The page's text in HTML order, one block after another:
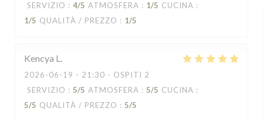
SERVIZIO : 4/5 ATMOSFERA : 1/5 CUCINA :
1/5 QUALITÀ / PREZZO : 1/5
Kencya L
2026-06-19 - 21:30 - OSPITI 2
SERVIZIO : 5/5 ATMOSFERA : 5/5 CUCINA :
5/5 QUALITÀ / PREZZO : 5/5